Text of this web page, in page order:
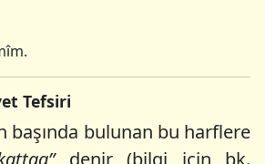
Tefsiri
başında bulunan bu harflere
denir (bilgi için bk.